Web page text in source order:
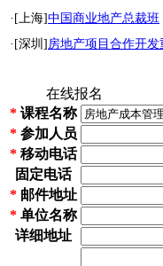
·[上海]中国商业地产总裁班
·[深圳] 房地产项目合作开
在线报名
* 课程名称
* 参加人员
* 移动电话
固定电话
* 邮件地址
* 单位名称
详细地址